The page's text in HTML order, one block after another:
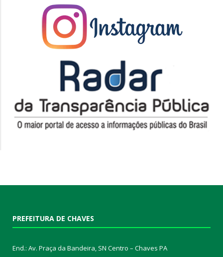
PREFEITURA DE CHAVES
End.: Av. Praça da Bandeira, SN Centro – Chaves PA